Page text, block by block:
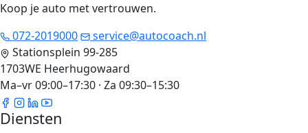
Koop je auto met vertrouwen.
072-2019000
service@autocoach.nl
Stationsplein 99-285
1703WE Heerhugowaard
Ma–vr 09:00–17:30 · Za 09:30–15:30
Diensten